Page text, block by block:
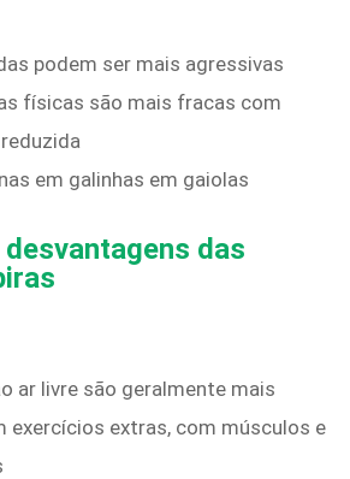
podem ser mais agressivas
físicas são mais fracas com
em galinhas em gaiolas
das
ar livre são geralmente mais
exercícios extras, com músculos e